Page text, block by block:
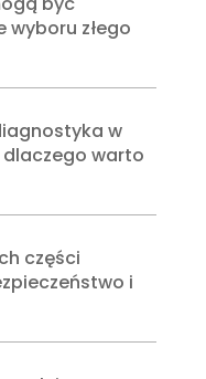
wyboru złego
w
warto
części
i